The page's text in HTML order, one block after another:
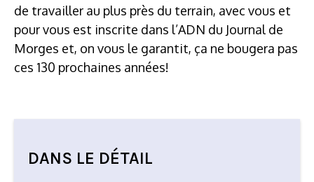
de travailler au plus près du terrain, avec vous et
pour vous est inscrite dans l’ADN du Journal de
Morges et, on vous le garantit, ça ne bougera pas
ces 130 prochaines années!
DANS LE DÉTAIL